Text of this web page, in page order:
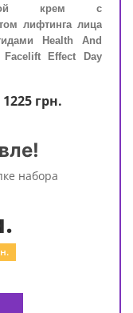
крем с
лифтинга лица
Health And
Facelift Effect Day
1225 грн.
набора